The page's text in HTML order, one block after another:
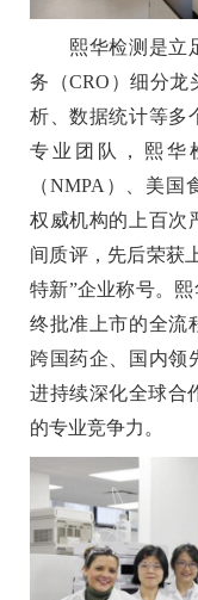
熙华检测是立
务（CRO）细分龙
析、数据统计等多
专业团队，熙华
（NMPA）、美
权威机构的上百次
间质评，先后荣获
特新”企业称号。
终批准上市的全流
跨国药企、国内领
进持续深化全球合
的专业竞争力。